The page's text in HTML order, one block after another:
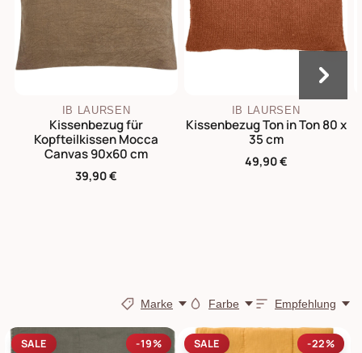
IB LAURSEN
Kissenbezug für
Kopfteilkissen Mocca
Canvas 90x60 cm
39,90 €
IB LAURSEN
Kissenbezug Ton in Ton 80 x
35 cm
49,90 €
Marke Farbe Empfehlung
SALE -19% SALE -22%